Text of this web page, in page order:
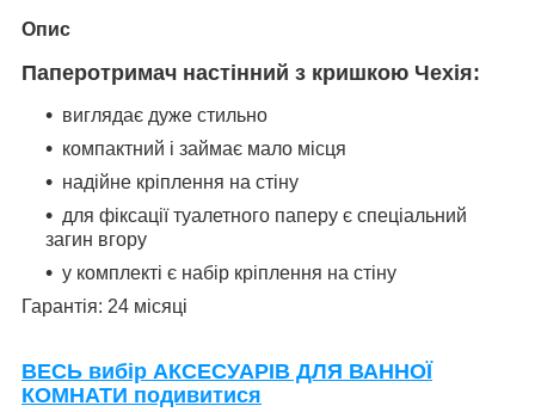
Опис
Паперотримач настінний з кришкою Чехія:
виглядає дуже стильно
компактний і займає мало місця
надійне кріплення на стіну
для фіксації туалетного паперу є спеціальний
загин вгору
у комплекті є набір кріплення на стіну
Гарантія: 24 місяці
ВЕСЬ вибір АКСЕСУАРІВ ДЛЯ ВАННОЇ
КОМНАТИ подивитися